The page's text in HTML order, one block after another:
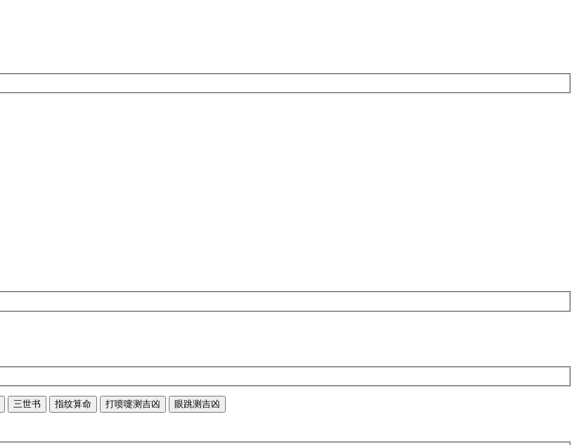
三世书 指纹算命 打喷嚏测吉凶 眼跳测吉凶